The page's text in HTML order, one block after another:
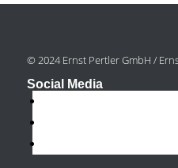
© 2024 Ernst Pertler GmbH /
Social Media